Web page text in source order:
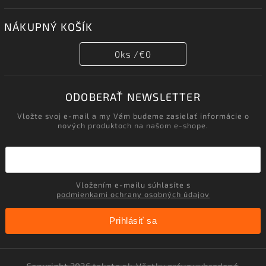
NÁKUPNÝ KOŠÍK
0ks /€0
ODOBERAŤ NEWSLETTER
Vložte svoj e-mail a my Vám budeme zasielať informácie o
nových produktoch na našom e-shope.
podmienkami ochrany osobných údajov
Prihlásiť sa